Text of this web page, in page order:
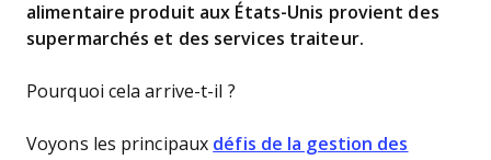
alimentaire produit aux États-Unis provient des
supermarchés et des services traiteur.
Pourquoi cela arrive-t-il ?
Voyons les principaux défis de la gestion des